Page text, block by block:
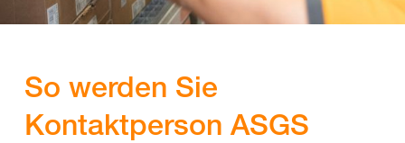
So werden Sie
Kontaktperson ASGS